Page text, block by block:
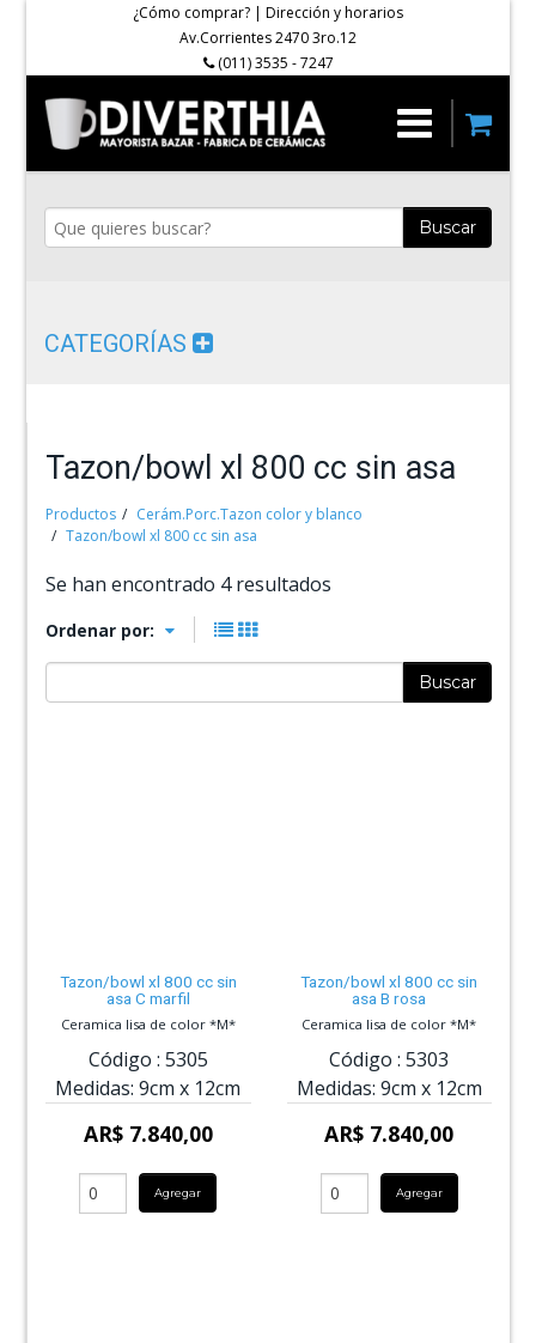
¿Cómo comprar? | Dirección y horarios
Av.Corrientes 2470 3ro.12
(011) 3535 - 7247
Buscar
CATEGORÍAS
Tazon/bowl xl 800 cc sin asa
Productos
Cerám.Porc.Tazon color y blanco
Tazon/bowl xl 800 cc sin asa
Se han encontrado 4 resultados
Ordenar por:
Buscar
Tazon/bowl xl 800 cc sin
asa C marfil
Ceramica lisa de color *M*
Código : 5305
Medidas: 9cm x 12cm
AR$ 7.840,00
Agregar
Tazon/bowl xl 800 cc sin
asa B rosa
Ceramica lisa de color *M*
Código : 5303
Medidas: 9cm x 12cm
AR$ 7.840,00
Agregar